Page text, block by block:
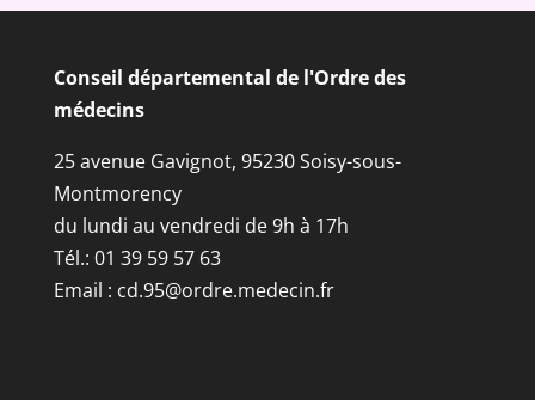
Conseil départemental de l'Ordre des
médecins
25 avenue Gavignot, 95230 Soisy-sous-
Montmorency
du lundi au vendredi de 9h à 17h
Tél.: 01 39 59 57 63
Email : cd.95@ordre.medecin.fr